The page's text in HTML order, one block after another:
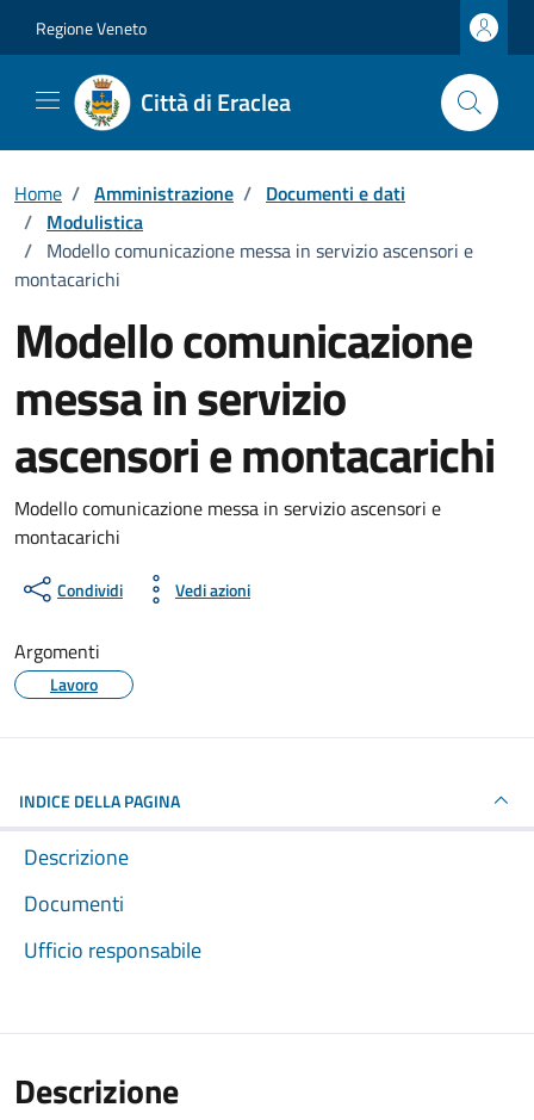
Regione Veneto
Città di Eraclea
Home / Amministrazione / Documenti e dati
/ Modulistica
/ Modello comunicazione messa in servizio ascensori e
montacarichi
Modello comunicazione
messa in servizio
ascensori e montacarichi
Dettagli del documento
Modello comunicazione messa in servizio ascensori e
montacarichi
Condividi Vedi azioni
Argomenti
Lavoro
INDICE DELLA PAGINA
Descrizione
Documenti
Ufficio responsabile
Descrizione